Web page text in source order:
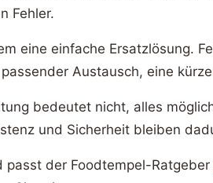
Fehler.
eine einfache Ersatzlösung.
Austausch, eine
bedeutet nicht, alles
und Sicherheit bleiben
passt der Foodtempel-Ratgeber